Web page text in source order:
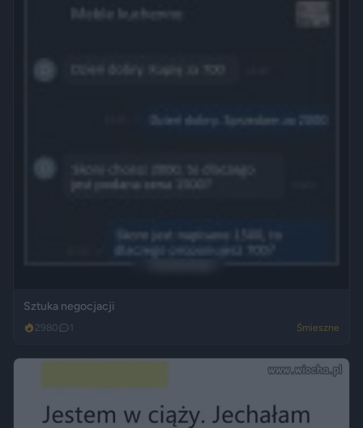
Sztuka negocjacji
2980 1 Śmieszne